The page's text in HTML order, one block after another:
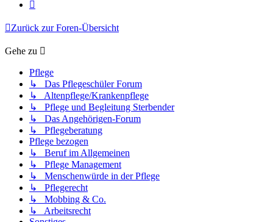
Zurück zur Foren-Übersicht
Gehe zu
Pflege
↳ Das Pflegeschüler Forum
↳ Altenpflege/Krankenpflege
↳ Pflege und Begleitung Sterbender
↳ Das Angehörigen-Forum
↳ Pflegeberatung
Pflege bezogen
↳ Beruf im Allgemeinen
↳ Pflege Management
↳ Menschenwürde in der Pflege
↳ Pflegerecht
↳ Mobbing & Co.
↳ Arbeitsrecht